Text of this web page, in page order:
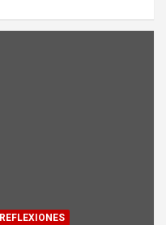
REFLEXIONES